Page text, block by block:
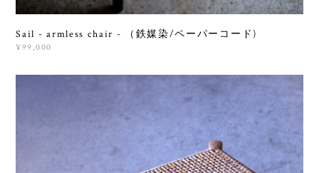
Sail - armless chair - （鉄媒染/ペーパーコード)
¥99,000